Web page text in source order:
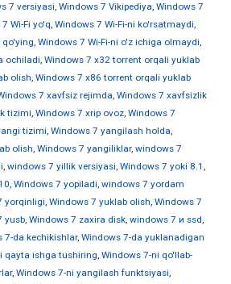
7 versiyasi, Windows 7 Vikipediya, Windows 7
Wi-Fi yo'q, Windows 7 Wi-Fi-ni ko'rsatmaydi,
qo'ying, Windows 7 Wi-Fi-ni o'z ichiga olmaydi,
ochiladi, Windows 7 x32 torrent orqali yuklab
olish, Windows 7 x86 torrent orqali yuklab
7 xavfsiz rejimda, Windows 7 xavfsizlik
tizimi, Windows 7 xrip ovoz, Windows 7
tizimi, Windows 7 yangilash holda,
olish, Windows 7 yangiliklar, windows 7
, windows 7 yillik versiyasi, Windows 7 yoki 8.1 ,
, Windows 7 yopiladi, windows 7 yordam
yorqinligi, Windows 7 yuklab olish, Windows 7
yusb, Windows 7 zaxira disk, windows 7 и ssd,
7-da kechikishlar, Windows 7-da yuklanadigan
qayta ishga tushiring, Windows 7-ni qo'llab-
, Windows 7-ni yangilash funktsiyasi,